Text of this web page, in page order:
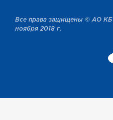
Все права защищены © АО КБ
ноября 2018 г.